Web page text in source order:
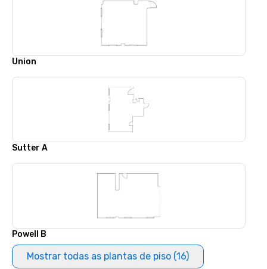
Union
Sutter A
Powell B
Mostrar todas as plantas de piso (16)